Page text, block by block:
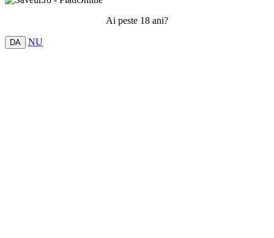
Ai peste 18 ani?
DA NU